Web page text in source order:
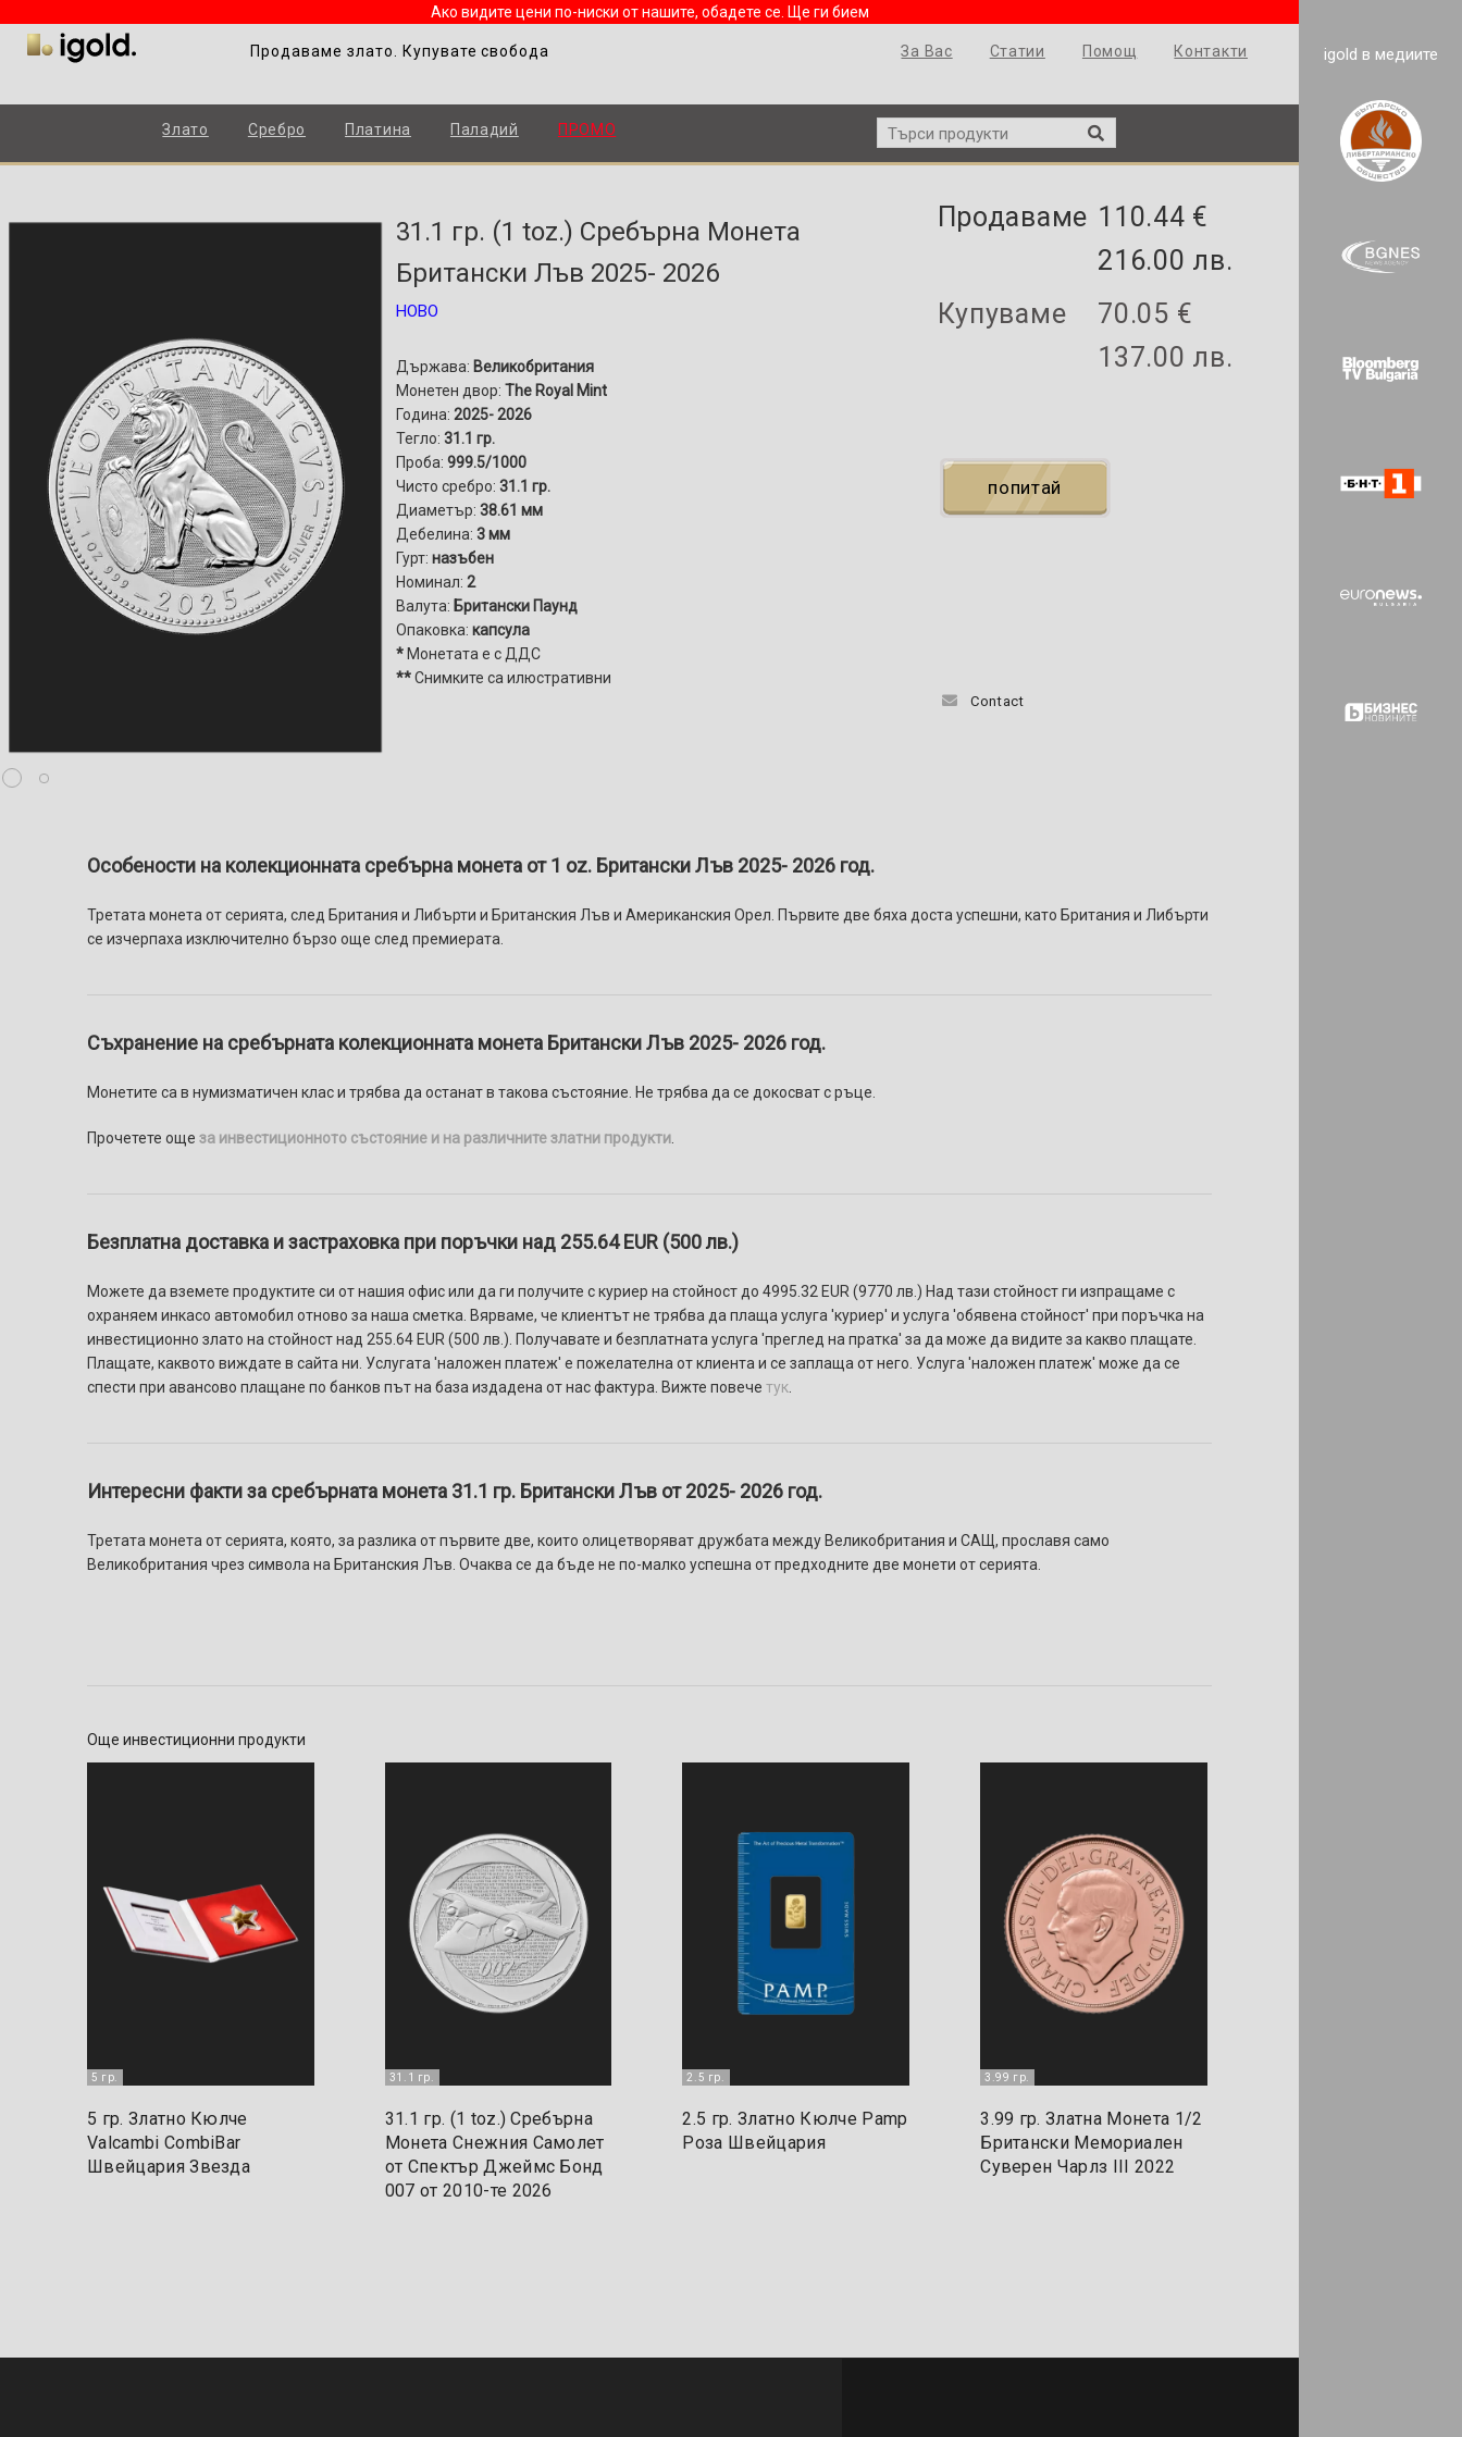
igold в медиите
Ако видите цени по-ниски от нашите, обадете се. Ще ги бием
Продаваме злато. Купувате свобода За Вас Статии Помощ Контакти
Злато Сребро Платина Паладий ПРОМО
31.1 гр. (1 toz.) Сребърна Монета
Британски Лъв 2025- 2026
НОВО
Държава: Великобритания
Монетен двор:The Royal Mint
Година: 2025- 2026
Тегло: 31.1 гр.
Проба:999.5/1000
Чисто сребро: 31.1 гр.
Диаметър: 38.61 мм
Дебелина: 3 мм
Гурт: назъбен
Номинал: 2
Валута: Британски Паунд
Опаковка: капсула
* Монетата е с ДДС
**Снимките са илюстративни
Продаваме 110.44 €
216.00 лв.
Купуваме
70.05 €
137.00 лв.
попитай
Contact
Особености на колекционната сребърна монета от 1 oz. Британски Лъв 2025- 2026 год.
Третата монета от серията, след Британия и Либърти и Британския Лъв и Американския Орел. Първите две бяха доста успешни, като Британия и Либърти
се изчерпаха изключително бързо още след премиерата.
Съхранение на сребърната колекционната монета Британски Лъв 2025- 2026 год.
Монетите са в нумизматичен клас и трябва да останат в такова състояние. Не трябва да се докосват с ръце.
Прочетете още за инвестиционното състояние и на различните златни продукти
Безплатна доставка и застраховка при поръчки над 255.64 EUR (500 лв.)
Можете да вземете продуктите си от нашия офис или да ги получите с куриер на стойност до 4995.32 EUR (9770 лв.) Над тази стойност ги изпращаме с
охраняем инкасо автомобил отново за наша сметка. Вярваме, че клиентът не трябва да плаща услуга 'куриер' и услуга 'обявена стойност' при поръчка на
инвестиционно злато на стойност над 255.64 EUR (500 лв.). Получавате и безплатната услуга 'преглед на пратка' за да може да видите за какво плащате.
Плащате, каквото виждате в сайта ни. Услугaтa 'наложен платеж' e пожелателнa от клиента и се заплаща от него. Услуга 'наложен платеж' може да се
спести при авансово плащане по банков път на база издадена от нас фактура. Вижте повече тук
Интересни факти за сребърната монета 31.1 гр. Британски Лъв от 2025- 2026 год.
Третата монета от серията, която, за разлика от първите две, които олицетворяват дружбата между Великобритания и САЩ, прославя само
Великобритания чрез символа на Британския Лъв. Очаква се да бъде не по-малко успешна от предходните две монети от серията.
Още инвестиционни продукти
5 гр.
5 гр. Златно Кюлче
Valcambi CombiBar
Швейцария Звезда
31.1 гр.
31.1 гр. (1 toz.) Сребърна
Монета Снежния Самолет
от Спектър Джеймс Бонд
007 от 2010-те 2026
2.5 гр.
2.5 гр. Златно Кюлче Pamp
Роза Швейцария
3.99 гр.
3.99 гр. Златна Монета 1/2
Британски Мемориален
Суверен Чарлз III 2022